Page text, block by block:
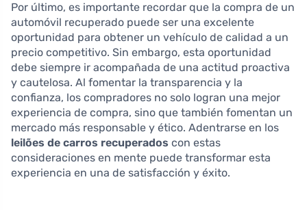
Por último, es importante recordar que la compra de un
automóvil recuperado puede ser una excelente
oportunidad para obtener un vehículo de calidad a un
precio competitivo. Sin embargo, esta oportunidad
debe siempre ir acompañada de una actitud proactiva
y cautelosa. Al fomentar la transparencia y la
confianza, los compradores no solo logran una mejor
experiencia de compra, sino que también fomentan un
mercado más responsable y ético. Adentrarse en los
leilões de carros recuperados con estas
consideraciones en mente puede transformar esta
experiencia en una de satisfacción y éxito.